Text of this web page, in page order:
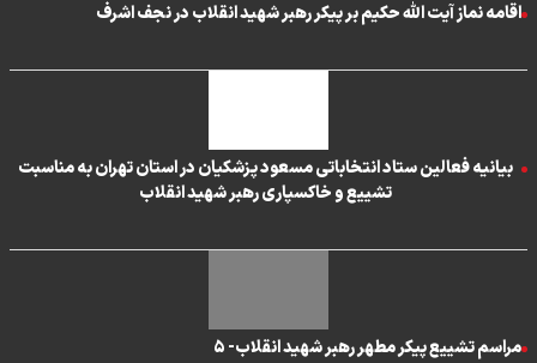
اقامه نماز آیت الله حکیم بر پیکر رهبر شهید انقلاب در نجف اشرف
بیانیه فعالین ستاد انتخاباتی مسعود پزشکیان در استان تهران به مناسبت
تشییع و خاکسپاری رهبر شهید انقلاب
مراسم تشییع پیکر مطهر رهبر شهید انقلاب- ۵